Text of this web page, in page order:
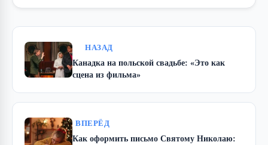
НАЗАД
Канадка на польской свадьбе: «Это как
сцена из фильма»
ВПЕРЁД
Как оформить письмо Святому Николаю: